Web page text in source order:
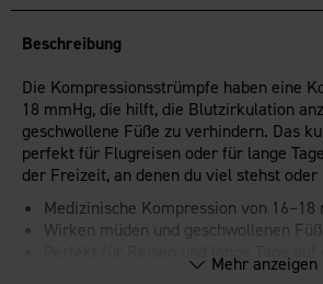
Beschreibung
Die Kompressionsstrümpfe haben eine
18 mmHg, die hilft, die Blutzirkulation
geschwollene Füße zu verhindern. Das
perfekt für Flugreisen oder für lange
der Freizeit, an denen du viel stehst oder
Medizinische Kompression von 16–18
Wirken müden und geschwollenen
Mehr anzeigen